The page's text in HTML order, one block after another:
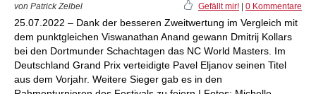
von Patrick Zelbel Gefällt mir! 0 Kommentare
25.07.2022 – Dank der besseren Zweitwertung im Vergleich mit
dem punktgleichen Viswanathan Anand gewann Dmitrij Kollars
bei den Dortmunder Schachtagen das NC World Masters. Im
Deutschland Grand Prix verteidigte Pavel Eljanov seinen Titel
aus dem Vorjahr. Weitere Sieger gab es in den